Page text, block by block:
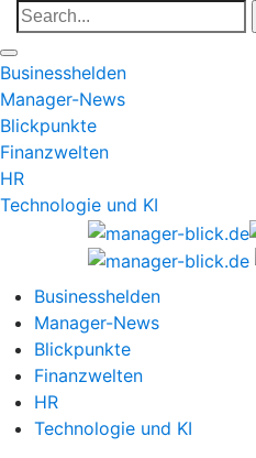
Businesshelden
Manager-News
Blickpunkte
Finanzwelten
HR
Technologie und KI
Businesshelden
Manager-News
Blickpunkte
Finanzwelten
HR
Technologie und KI